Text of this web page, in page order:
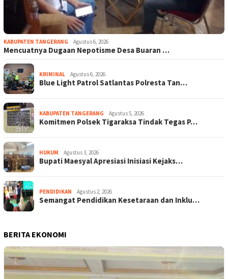
KABUPATEN TANGERANG Agustus 6, 2026
Mencuatnya Dugaan Nepotisme Desa Buaran …
KRIMINAL Agustus 6, 2026
Blue Light Patrol Satlantas Polresta Tan…
KABUPATEN TANGERANG Agustus 5, 2026
Komitmen Polsek Tigaraksa Tindak Tegas P…
HUKUM Agustus 3, 2026
Bupati Maesyal Apresiasi Inisiasi Kejaks…
PENDIDIKAN Agustus 2, 2026
Semangat Pendidikan Kesetaraan dan Inklu…
BERITA EKONOMI